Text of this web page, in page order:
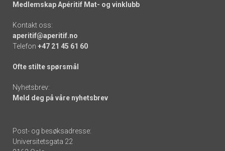
Medlemskap Apéritif Mat- og vinklubb
Kontakt oss:
aperitif@aperitif.no
Telefon +47 21 45 61 60
Ofte stilte spørsmål
Nyhetsbrev:
Meld deg på våre nyhetsbrev
Post- og besøksadresse:
Universitetsgata 22